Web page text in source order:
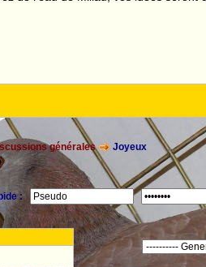
générales
Joyeux
: